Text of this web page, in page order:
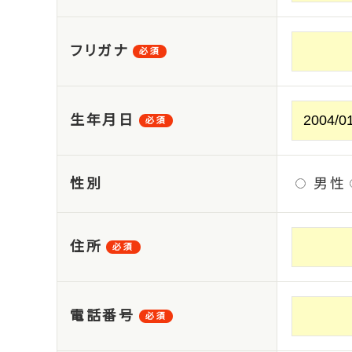
フリガナ 必須
生年月日 必須
性別 男性
住所 必須
電話番号 必須